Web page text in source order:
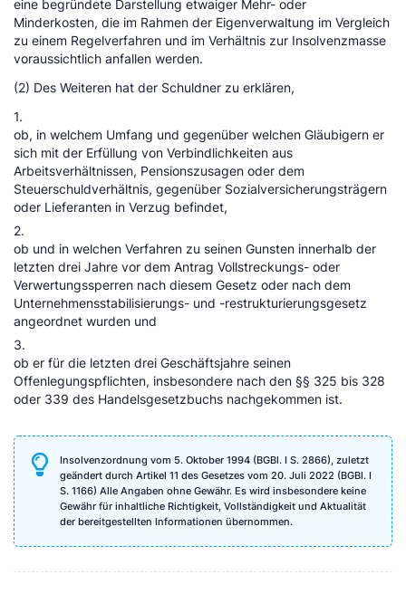
eine begründete Darstellung etwaiger Mehr- oder
Minderkosten, die im Rahmen der Eigenverwaltung im Vergleich
zu einem Regelverfahren und im Verhältnis zur Insolvenzmasse
voraussichtlich anfallen werden.
(2) Des Weiteren hat der Schuldner zu erklären,
1.
ob, in welchem Umfang und gegenüber welchen Gläubigern er
sich mit der Erfüllung von Verbindlichkeiten aus
Arbeitsverhältnissen, Pensionszusagen oder dem
Steuerschuldverhältnis, gegenüber Sozialversicherungsträgern
oder Lieferanten in Verzug befindet,
2.
ob und in welchen Verfahren zu seinen Gunsten innerhalb der
letzten drei Jahre vor dem Antrag Vollstreckungs- oder
Verwertungssperren nach diesem Gesetz oder nach dem
Unternehmensstabilisierungs- und -restrukturierungsgesetz
angeordnet wurden und
3.
ob er für die letzten drei Geschäftsjahre seinen
Offenlegungspflichten, insbesondere nach den §§ 325 bis 328
oder 339 des Handelsgesetzbuchs nachgekommen ist.
Insolvenzordnung vom 5. Oktober 1994 (BGBl. I S. 2866), zuletzt
geändert durch Artikel 11 des Gesetzes vom 20. Juli 2022 (BGBl. I
S. 1166) Alle Angaben ohne Gewähr. Es wird insbesondere keine
Gewähr für inhaltliche Richtigkeit, Vollständigkeit und Aktualität
der bereitgestellten Informationen übernommen.